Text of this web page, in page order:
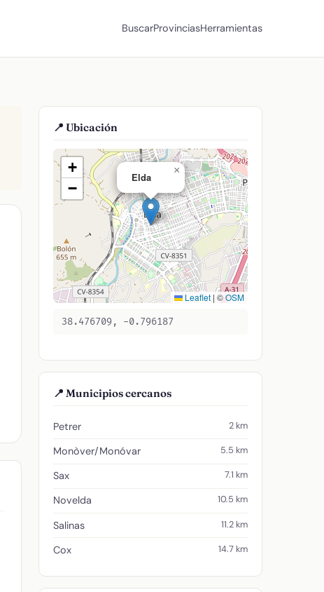
BuscarProvinciasHerramientas
📍 Ubicación
Elda
×
+
−
Leaflet | ©OSM
38.476709, -0.796187
📍 Municipios cercanos
Petrer 2 km
Monòver/Monóvar 5.5 km
Sax 7.1 km
Novelda 10.5 km
Salinas 11.2 km
Cox 14.7 km